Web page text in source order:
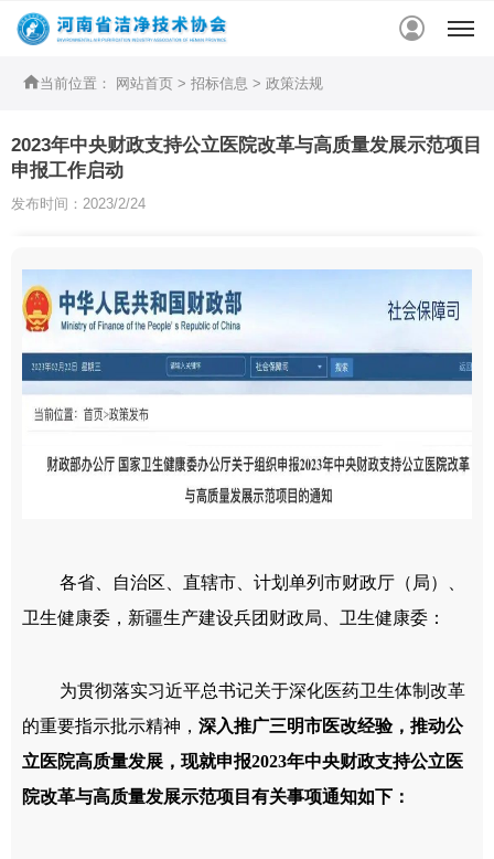

当前位置： 网站首页 > 招标信息 > 政策法规
2023年中央财政支持公立医院改革与高质量发展示范项目
申报工作启动
发布时间：2023/2/24
各省、自治区、直辖市、计划单列市财政厅（局）、
卫生健康委，新疆生产建设兵团财政局、卫生健康委：
为贯彻落实习近平总书记关于深化医药卫生体制改革
的重要指示批示精神， 深入推广三明市医改经验，推动公
立医院高质量发展，现就申报2023年中央财政支持公立医
院改革与高质量发展示范项目有关事项通知如下：